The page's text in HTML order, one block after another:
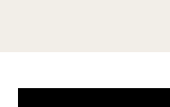
すぐわかるテンプル大学